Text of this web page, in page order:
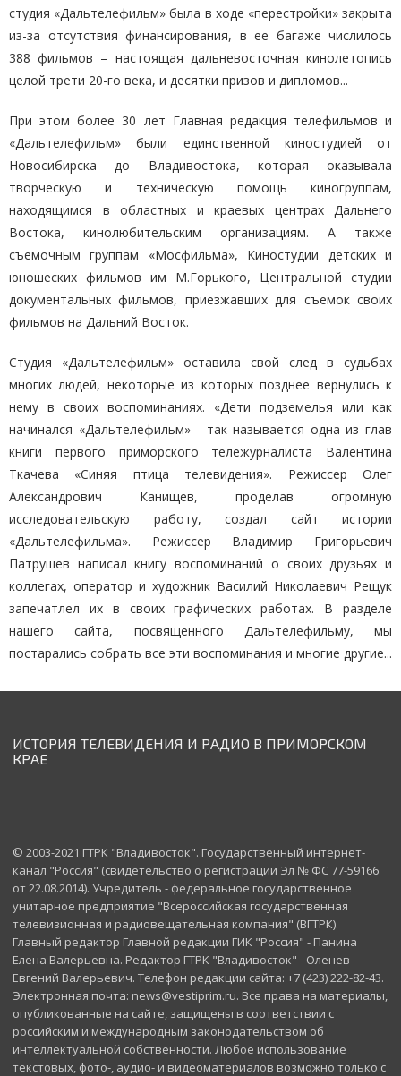
студия «Дальтелефильм» была в ходе «перестройки» закрыта
из-за отсутствия финансирования, в ее багаже числилось
388 фильмов – настоящая дальневосточная кинолетопись
целой трети 20-го века, и десятки призов и дипломов...
При этом более 30 лет Главная редакция телефильмов и
«Дальтелефильм» были единственной киностудией от
Новосибирска до Владивостока, которая оказывала
творческую и техническую помощь киногруппам,
находящимся в областных и краевых центрах Дальнего
Востока, кинолюбительским организациям. А также
съемочным группам «Мосфильма», Киностудии детских и
юношеских фильмов им М.Горького, Центральной студии
документальных фильмов, приезжавших для съемок своих
фильмов на Дальний Восток.
Студия «Дальтелефильм» оставила свой след в судьбах
многих людей, некоторые из которых позднее вернулись к
нему в своих воспоминаниях. «Дети подземелья или как
начинался «Дальтелефильм» - так называется одна из глав
книги первого приморского тележурналиста Валентина
Ткачева «Синяя птица телевидения». Режиссер Олег
Александрович Канищев, проделав огромную
исследовательскую работу, создал сайт истории
«Дальтелефильма». Режиссер Владимир Григорьевич
Патрушев написал книгу воспоминаний о своих друзьях и
коллегах, оператор и художник Василий Николаевич Рещук
запечатлел их в своих графических работах. В разделе
нашего сайта, посвященного Дальтелефильму, мы
постарались собрать все эти воспоминания и многие другие...
ИСТОРИЯ ТЕЛЕВИДЕНИЯ И РАДИО В ПРИМОРСКОМ
КРАЕ
© 2003-2021 ГТРК "Владивосток". Государственный интернет-
канал "Россия" (свидетельство о регистрации Эл № ФС 77-59166
от 22.08.2014). Учредитель - федеральное государственное
унитарное предприятие "Всероссийская государственная
телевизионная и радиовещательная компания" (ВГТРК).
Главный редактор Главной редакции ГИК "Россия" - Панина
Елена Валерьевна. Редактор ГТРК "Владивосток" - Оленев
Евгений Валерьевич. Телефон редакции сайта: +7 (423) 222-82-43.
Электронная почта: news@vestiprim.ru. Все права на материалы,
опубликованные на сайте, защищены в соответствии с
российским и международным законодательством об
интеллектуальной собственности. Любое использование
текстовых, фото-, аудио- и видеоматериалов возможно только с